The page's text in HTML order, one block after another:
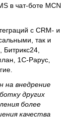
в чат-боте MCN
с CRM- и
так и
1С-Рарус,
на внедрение
других
более
качества